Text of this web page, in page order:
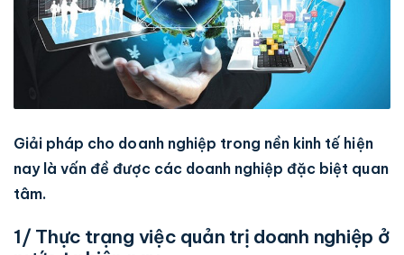
Giải pháp cho doanh nghiệp trong nền kinh tế hiện
nay là vấn đề được các doanh nghiệp đặc biệt quan
tâm.
1/ Thực trạng việc quản trị doanh nghiệp ở